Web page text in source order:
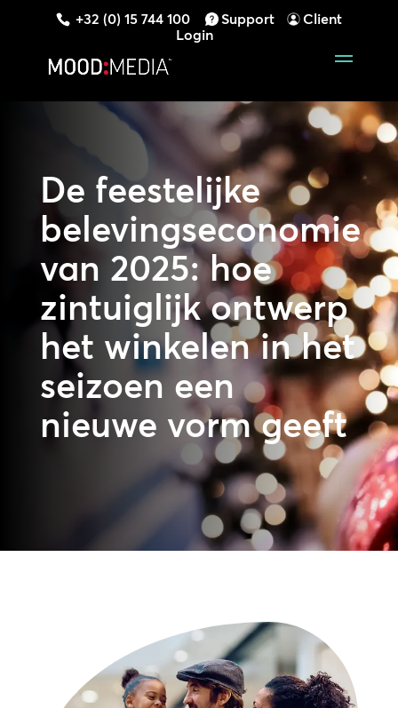
+32 (0) 15 744 100 Support
Client
Login
De feestelijke
belevingseconomie
van 2025: hoe
zintuiglijk ontwerp
het winkelen in het
seizoen een
nieuwe vorm geeft